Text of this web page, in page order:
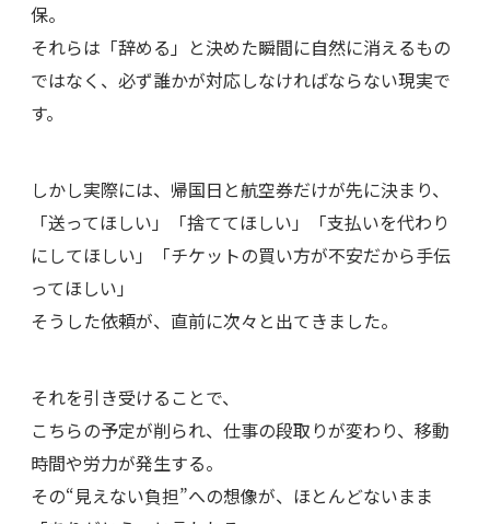
保。
それらは「辞める」と決めた瞬間に自然に消えるもの
ではなく、必ず誰かが対応しなければならない現実で
す。
しかし実際には、帰国日と航空券だけが先に決まり、
「送ってほしい」「捨ててほしい」「支払いを代わり
にしてほしい」「チケットの買い方が不安だから手伝
ってほしい」
そうした依頼が、直前に次々と出てきました。
それを引き受けることで、
こちらの予定が削られ、仕事の段取りが変わり、移動
時間や労力が発生する。
その“見えない負担”への想像が、ほとんどないまま